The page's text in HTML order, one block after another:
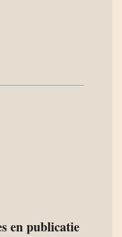
en publicatie